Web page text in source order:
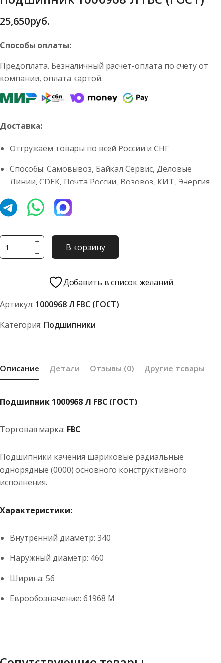
25,650руб.
Способы оплаты:
Предоплата. Безналичный расчет-оплата по счету от
компании, оплата картой.
Доставка:
Отгружаем товары по всей России и СНГ
Способы: Самовывоз, Байкал Сервис, Деловые
Линии, CDEK, Почта России, Возовоз, КИТ, Энергия.
Количество
товара
FBC
В корзину
Добавить в список желаний
Артикул: 1000968 Л FBC (ГОСТ)
Категория: Подшипники
Описание Детали Отзывы (0) Другие товары
Подшипник 1000968 Л FBC (ГОСТ)
Торговая марка: FBC
Подшипники качения шариковые радиальные
однорядные (0000) основного конструктивного
исполнения.
Характеристики:
Внутренний диаметр: 340
Наружный диаметр: 460
Ширина: 56
Еврообозначение: 61968 M